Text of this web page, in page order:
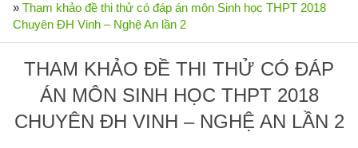
» Tham khảo đề thi thử có đáp án môn Sinh học THPT 2018
Chuyên ĐH Vinh – Nghệ An lần 2
THAM KHẢO ĐỀ THI THỬ CÓ ĐÁP
ÁN MÔN SINH HỌC THPT 2018
CHUYÊN ĐH VINH – NGHỆ AN LẦN 2